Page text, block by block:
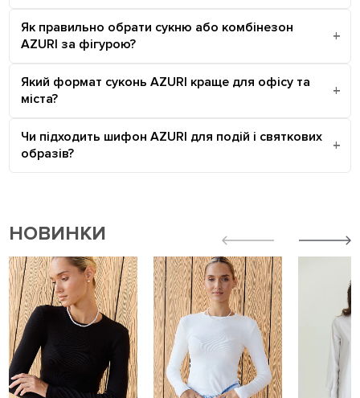
Як правильно обрати сукню або комбінезон
AZURI за фігурою?
Який формат суконь AZURI краще для офісу та
міста?
Чи підходить шифон AZURI для подій і святкових
образів?
НОВИНКИ